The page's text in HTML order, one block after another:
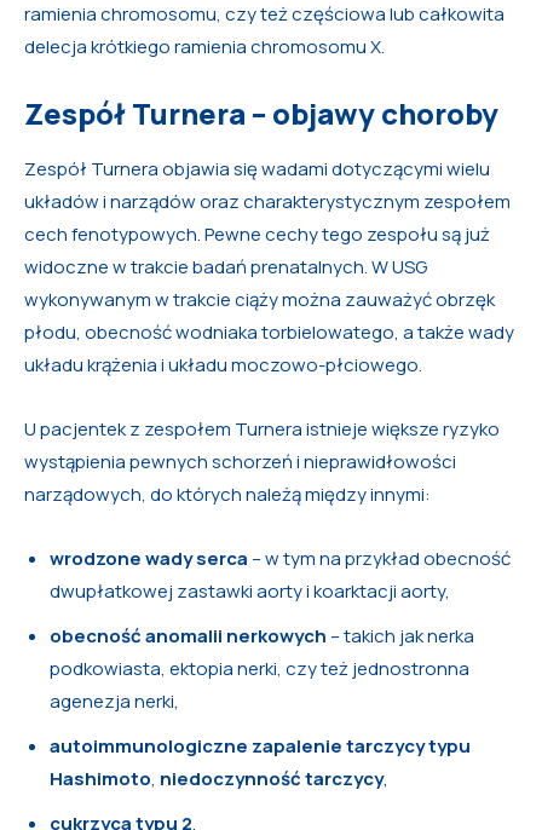
ramienia chromosomu, czy też częściowa lub całkowita
delecja krótkiego ramienia chromosomu X.
Zespół Turnera – objawy choroby
Zespół Turnera objawia się wadami dotyczącymi wielu
układów i narządów oraz charakterystycznym zespołem
cech fenotypowych. Pewne cechy tego zespołu są już
widoczne w trakcie badań prenatalnych. W USG
wykonywanym w trakcie ciąży można zauważyć obrzęk
płodu, obecność wodniaka torbielowatego, a także wady
układu krążenia i układu moczowo-płciowego.
U pacjentek z zespołem Turnera istnieje większe ryzyko
wystąpienia pewnych schorzeń i nieprawidłowości
narządowych, do których należą między innymi:
wrodzone wady serca – w tym na przykład obecność
dwupłatkowej zastawki aorty i koarktacji aorty,
obecność anomalii nerkowych – takich jak nerka
podkowiasta, ektopia nerki, czy też jednostronna
agenezja nerki,
autoimmunologiczne zapalenie tarczycy typu
Hashimoto, niedoczynność tarczycy,
cukrzyca typu 2,